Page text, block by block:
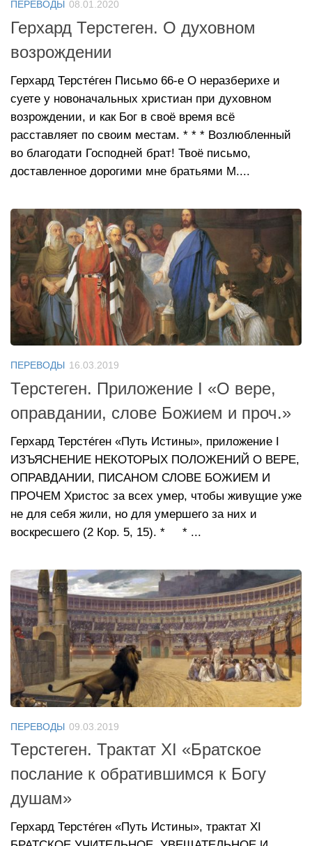
ПЕРЕВОДЫ 08.01.2020
Герхард Терстеген. О духовном
возрождении
Герхард Терсте́ген Письмо 66-е О неразберихе и
суете у новоначальных христиан при духовном
возрождении, и как Бог в своё время всё
расставляет по своим местам. * * * Возлюбленный
во благодати Господней брат! Твоё письмо,
доставленное дорогими мне братьями М....
ПЕРЕВОДЫ 16.03.2019
Терстеген. Приложение I «О вере,
оправдании, слове Божием и проч.»
Герхард Терсте́ген «Путь Истины», приложение I
ИЗЪЯСНЕНИЕ НЕКОТОРЫХ ПОЛОЖЕНИЙ О ВЕРЕ,
ОПРАВДАНИИ, ПИСАНОМ СЛОВЕ БОЖИЕМ И
ПРОЧЕМ Христос за всех умер, чтобы живущие уже
не для себя жили, но для умершего за них и
воскресшего (2 Кор. 5, 15). * * ...
ПЕРЕВОДЫ 09.03.2019
Терстеген. Трактат XI «Братское
послание к обратившимся к Богу
душам»
Герхард Терсте́ген «Путь Истины», трактат XI